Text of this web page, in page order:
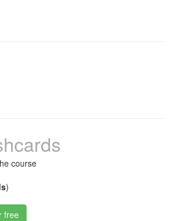
course
)
free